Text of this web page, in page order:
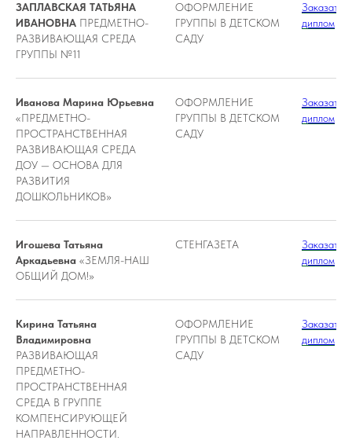
ЗАПЛАВСКАЯ ТАТЬЯНА
ИВАНОВНА ПРЕДМЕТНО-
РАЗВИВАЮЩАЯ СРЕДА
ГРУППЫ №11
ОФОРМЛЕНИЕ
ГРУППЫ В ДЕТСКОМ
САДУ
Заказать
диплом
Иванова Марина Юрьевна
«ПРЕДМЕТНО-
ПРОСТРАНСТВЕННАЯ
РАЗВИВАЮЩАЯ СРЕДА
ДОУ — ОСНОВА ДЛЯ
РАЗВИТИЯ
ДОШКОЛЬНИКОВ»
ОФОРМЛЕНИЕ
ГРУППЫ В ДЕТСКОМ
САДУ
Заказать
диплом
Игошева Татьяна
Аркадьевна «ЗЕМЛЯ-НАШ
ОБЩИЙ ДОМ!»
СТЕНГАЗЕТА
Заказать
диплом
Кирина Татьяна
Владимировна
РАЗВИВАЮЩАЯ
ПРЕДМЕТНО-
ПРОСТРАНСТВЕННАЯ
СРЕДА В ГРУППЕ
КОМПЕНСИРУЮЩЕЙ
НАПРАВЛЕННОСТИ.
ОФОРМЛЕНИЕ
ГРУППЫ В ДЕТСКОМ
САДУ
Заказать
диплом